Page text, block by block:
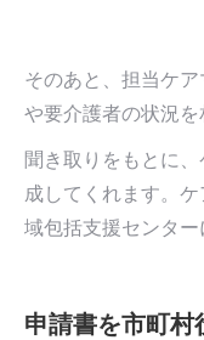
そのあと、担当ケ
や要介護者の状況を
聞き取りをもとに
成してくれます。
域包括支援センター
申請書を市町村